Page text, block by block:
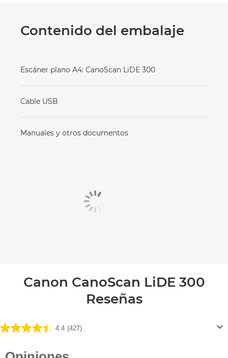
Contenido del embalaje
Escáner plano A4: CanoScan LiDE 300
Cable USB
Manuales y otros documentos
Canon CanoScan LiDE 300
Reseñas
4.4 (427)
4.4